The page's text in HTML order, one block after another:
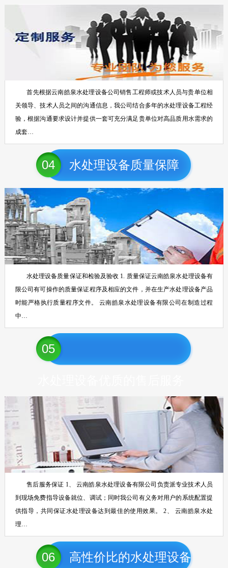
首先根据云南皓泉水处理设备公司销售工程师或技术人员与贵单位相
关领导、技术人员之间的沟通信息，我公司结合多年的水处理设备工程经
验，根据沟通要求设计并提供一套可充分满足贵单位对高品质用水需求的
成套…
04 水处理设备质量保障
水处理设备质量保证和检验及验收 1. 质量保证云南皓泉水处理设备有
限公司有可操作的质量保证程序及相应的文件，并在生产水处理设备产品
时能严格执行质量程序文件。 云南皓泉水处理设备有限公司在制造过程
中…
05
售后服务保证 1、 云南皓泉水处理设备有限公司负责派专业技术人员
到现场免费指导设备就位、调试；同时我公司有义务对用户的系统配置提
供指导，共同保证水处理设备达到最佳的使用效果。 2、 云南皓泉水处
理…
06 高性价比的水处理设备